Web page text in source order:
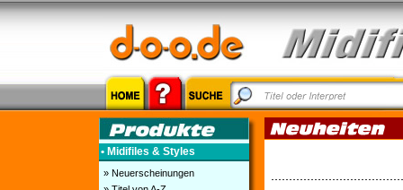
• Midifiles & Styles
» Neuerscheinungen